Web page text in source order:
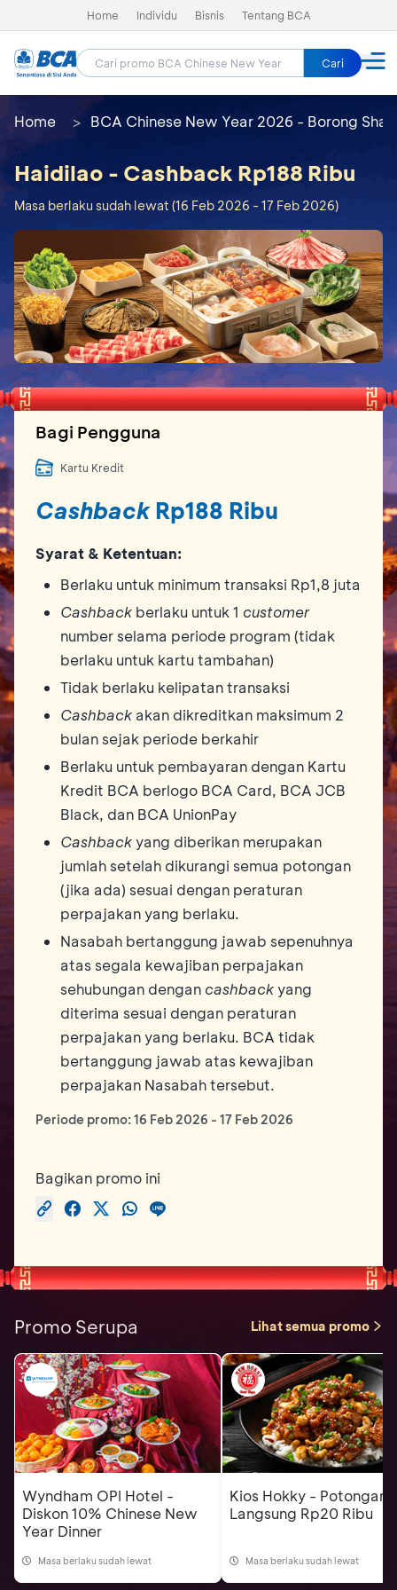
Home Individu Bisnis Tentang BCA
Cari
Home BCA Chinese New Year 2026 - Borong Shay
Haidilao - Cashback Rp188 Ribu
Masa berlaku sudah lewat (16 Feb 2026 - 17 Feb 2026)
Bagi Pengguna
Kartu Kredit
Cashback Rp188 Ribu
Syarat & Ketentuan:
Berlaku untuk minimum transaksi Rp1,8 juta
Cashback berlaku untuk 1 customer
number selama periode program (tidak
berlaku untuk kartu tambahan)
Tidak berlaku kelipatan transaksi
Cashback akan dikreditkan maksimum 2
bulan sejak periode berkahir
Berlaku untuk pembayaran dengan Kartu
Kredit BCA berlogo BCA Card, BCA JCB
Black, dan BCA UnionPay
Cashbackyang diberikan merupakan
jumlah setelah dikurangi semua potongan
(jika ada) sesuai dengan peraturan
perpajakan yang berlaku.
Nasabah bertanggung jawab sepenuhnya
atas segala kewajiban perpajakan
sehubungan dengan cashbackyang
diterima sesuai dengan peraturan
perpajakan yang berlaku. BCA tidak
bertanggung jawab atas kewajiban
perpajakan Nasabah tersebut.
Periode promo: 16 Feb 2026 - 17 Feb 2026
Bagikan promo ini
Promo Serupa Lihat semua promo
Wyndham OPI Hotel -
Diskon 10% Chinese New
Year Dinner
Masa berlaku sudah lewat
Kios Hokky - Potongan
Langsung Rp20 Ribu
Masa berlaku sudah lewat